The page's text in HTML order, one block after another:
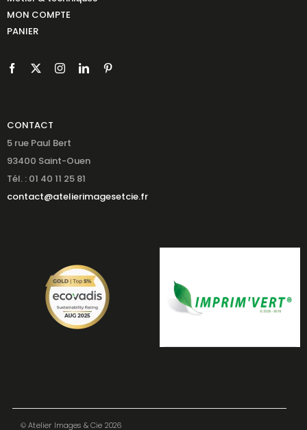
MON COMPTE
PANIER
CONTACT
5 rue Paul Bert
93400 Saint-Ouen
Tél. : 01 40 11 25 81
contact@atelierimagesetcie.fr
© Atelier Images & Cie 2026